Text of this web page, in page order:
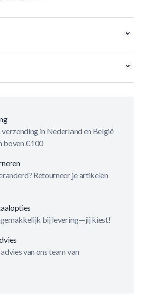
in Nederland en België
boven €100
Retourneer je artikelen
bij levering—jij kiest!
van ons team van